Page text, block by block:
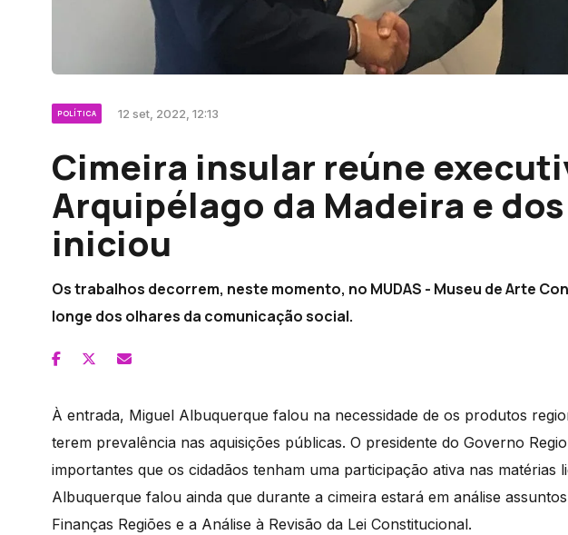
POLÍTICA 12 set, 2022, 12:13
Cimeira insular reúne
Arquipélago da Madeira e
iniciou
Os trabalhos decorrem, neste momento, no MUDAS - Museu de Arte
longe dos olhares da comunicação social.
À entrada, Miguel Albuquerque falou na necessidade de os produtos
terem prevalência nas aquisições públicas. O presidente do Governo
importantes que os cidadãos tenham uma participação ativa nas matérias
Albuquerque falou ainda que durante a cimeira estará em análise
Finanças Regiões e a Análise à Revisão da Lei Constitucional.